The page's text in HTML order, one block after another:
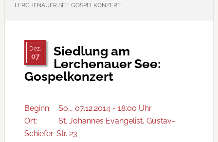
LERCHENAUER SEE: GOSPELKONZERT
Dez.
07
Siedlung am
Lerchenauer See:
Gospelkonzert
Beginn:
So.., 07.12.2014 - 18:00 Uhr
Ort:
St. Johannes Evangelist, Gustav-
Schiefer-Str. 23